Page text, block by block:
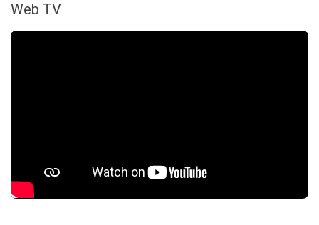
Web TV